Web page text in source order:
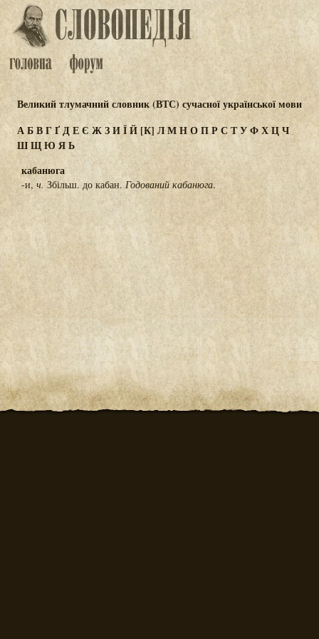
Великий тлумачний словник (ВТС) сучасної української мови
АБВГҐДЕЄ ЖЗИЇЙ [К] ЛМНОПР СТУФХЦЧ
ШЩЮЯЬ
кабанюга
-и, ч. Збільш. до кабан.Годований кабанюга.